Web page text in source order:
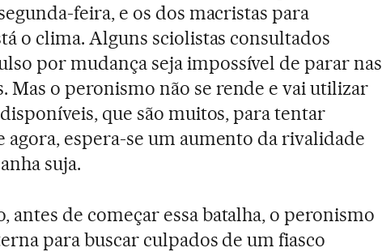
feira, e os dos macristas para
o clima. Alguns sciolistas consultados
por mudança seja impossível de parar nas
Mas o peronismo não se rende e vai utilizar
que são muitos, para tentar
agora, espera-se um aumento da rivalidade
suja.
antes de começar essa batalha, o peronismo
para buscar culpados de um fiasco